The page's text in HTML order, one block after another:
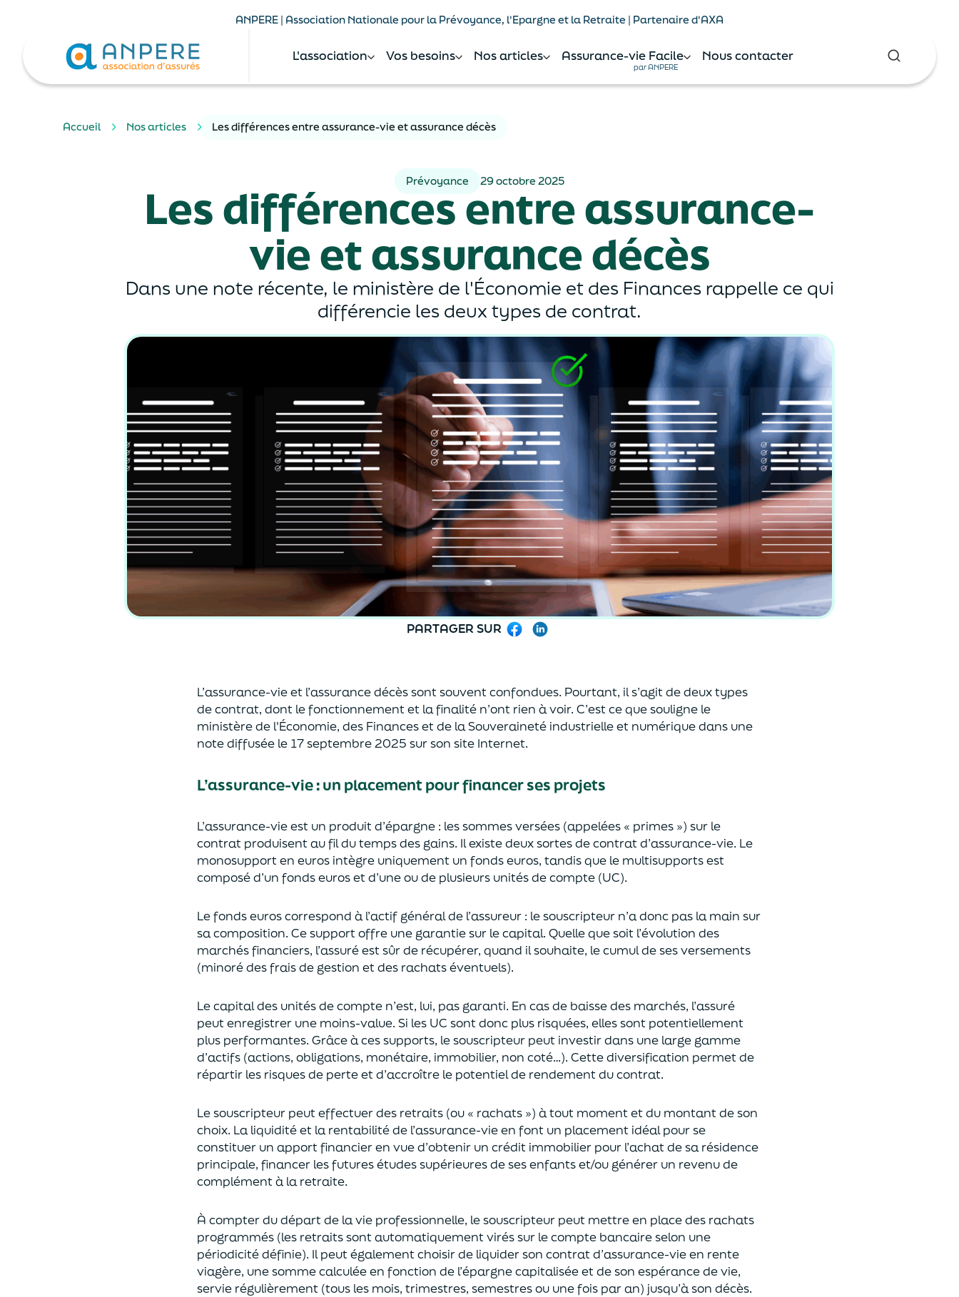
ANPERE | Association Nationale pour la Prévoyance, l'Epargne et la Retraite | Partenaire d'AXA
L'association Vos besoins Nos articles Assurance-vie Facile
par ANPERE
Nous contacter
Accueil Nos articles Les différences entre assurance-vie et assurance décès
Prévoyance 29 octobre 2025
Les différences entre assurance-
vie et assurance décès
Dans une note récente, le ministère de l'Économie et des Finances rappelle ce qui
différencie les deux types de contrat.
PARTAGER SUR Facebook
L’assurance-vie et l’assurance décès sontsouventconfondues. Pourtant, il s’agit de deux types
de contrat, dont le fonctionnement et la finalité n’ont rien à voir. C’est ce que souligne le
ministère de l'Économie, des Financeset de la Souveraineté industrielle et numériquedans une
note diffusée le 17 septembre 2025 sur son site Internet.
L’assurance-vie : un placement pour financer ses projets
L’assurance-vie est un produit d’épargne : les sommes versées (appelées « primes ») sur le
contrat produisent au fil du temps des gains. Il existe deux sortesde contrat d’assurance-vie. Le
monosupport en euros intègre uniquement un fonds euros, tandis que le multisupports est
composé d’un fonds euros et d’une ou de plusieurs unités de compte (UC).
Le fonds euros correspond à l’actif général de l’assureur : le souscripteur n’a donc pas la main sur
sa composition. Ce support offre une garantie sur le capital. Quelle que soit l’évolution des
marchés financiers, l’assuré est sûr de récupérer, quand il souhaite, le cumul de ses versements
(minoré des frais de gestion et des rachats éventuels).
Le capital des unités de compte n’est, lui, pas garanti. En casde baisse des marchés, l’assuré
peut enregistrer une moins-value. Si les UC sont donc plus risquées, elles sont potentiellement
plus performantes. Grâce à ces supports, le souscripteur peut investir dans une large gamme
d’actifs (actions, obligations, monétaire, immobilier, non coté…). Cette diversification permet de
répartir les risques de perte et d’accroître le potentielde rendement du contrat.
Le souscripteur peut effectuer des retraits (ou « rachats ») à tout moment et du montant de son
choix. Laliquiditéet la rentabilité de l’assurance-vie en font un placement idéal pour se
constituer un apport financier en vued’obtenir un crédit immobilier pour l’achat desa résidence
principale, financer les futures études supérieures de ses enfantset/ou générer un revenu de
complément à la retraite.
À compter du départ de la vie professionnelle, le souscripteur peut mettre en place des rachats
programmés (les retraits sont automatiquement virés sur le compte bancaireselon une
périodicité définie). Il peut également choisirde liquider son contrat d’assurance-vie en rente
viagère, une somme calculée en fonction de l’épargne capitalisée et deson espérance de vie,
servie régulièrement (tous les mois, trimestres, semestres ou une fois par an) jusqu’à son décès.